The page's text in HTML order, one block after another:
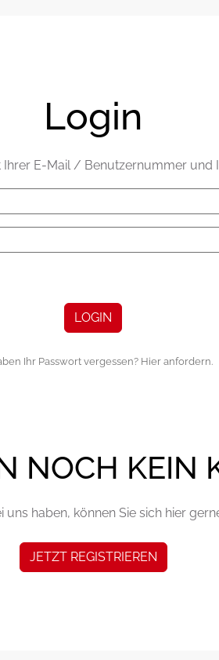
Login
Ihrer E-Mail / Benutzernummer und
LOGIN
Ihr Passwort vergessen? Hier anfordern.
NOCH KEIN
uns haben, können Sie sich hier
JETZT REGISTRIEREN